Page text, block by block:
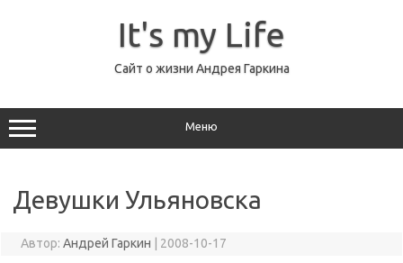
It's my Life
Сайт о жизни Андрея Гаркина
Меню
Девушки Ульяновска
Автор: Андрей Гаркин 2008-10-17